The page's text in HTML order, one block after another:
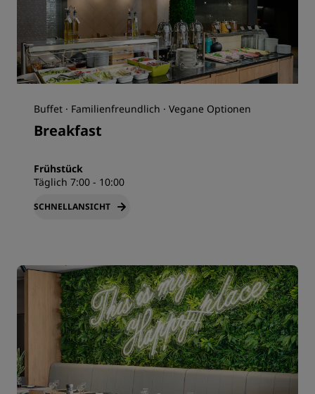
Buffet · Familienfreundlich · Vegane Optionen
Breakfast
Frühstück
Täglich 7:00 - 10:00
SCHNELLANSICHT